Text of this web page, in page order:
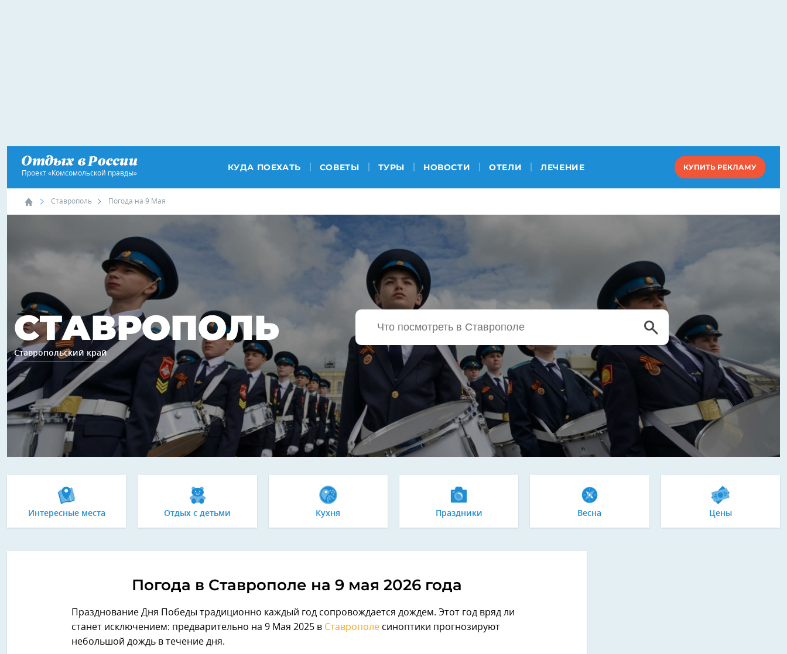
Проект «Комсомольской правды»
КУДА ПОЕХАТЬ СОВЕТЫ ТУРЫ НОВОСТИ ОТЕЛИ ЛЕЧЕНИЕ КУПИТЬ РЕКЛАМУ
Ставрополь Погода на 9 Мая
СТАВРОПОЛЬ
Ставропольский край
Интересные места Отдых с детьми Кухня Праздники Весна Цены
Погода в Ставрополе на 9 мая 2026 года
Празднование Дня Победы традиционно каждый год сопровождается дождем. Этот год вряд ли
станет исключением: предварительно на 9 Мая 2025 в Ставрополе синоптики прогнозируют
небольшой дождь в течение дня.